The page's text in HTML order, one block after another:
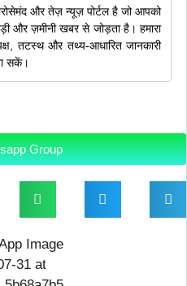
और तेज़ न्यूज़ पोर्टल है जो आपको
और ज़मीनी खबर से जोड़ता है। हमारा
तटस्थ और तथ्य-आधारित जानकारी
सकें।
Group